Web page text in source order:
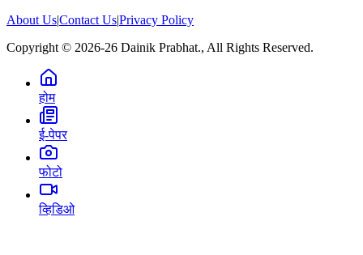
About Us|Contact Us|Privacy Policy
Copyright © 2026-26 Dainik Prabhat., All Rights Reserved.
होम
ई-पेपर
फोटो
व्हिडिओ